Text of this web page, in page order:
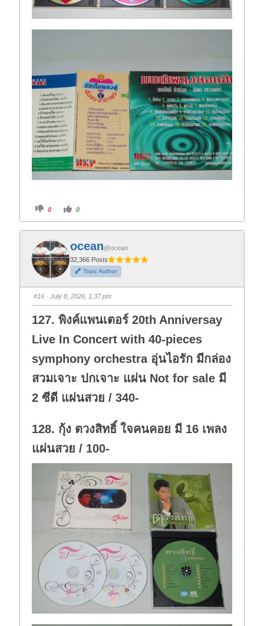
C
i
k
f
o
r
t
h
u
m
d
o
n
.
0
C
i
k
o
r
t
h
u
m
u
p
0
ocean@ocean
32,366 Posts
Topic Author
#16 · July 8, 2026, 1:37 pm
127. พิงค์แพนเตอร์ 20th Anniversay
Live In Concert with 40-pieces
symphony orchestra อุ่นไอรัก มีกล่อง
สวมเจาะ ปกเจาะ แผ่น Not for sale มี
2 ซีดี แผ่นสวย / 340-
128. กุ้ง ตวงสิทธิ์ ใจคนคอย มี 16 เพลง
แผ่นสวย / 100-